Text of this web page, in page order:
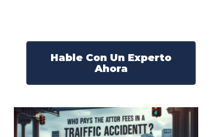
Hable Con Un Experto
Ahora